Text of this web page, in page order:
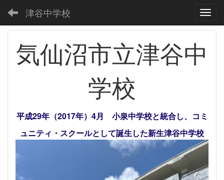
津谷中学校
気仙沼市立津谷中
学校
平成29年（2017年）4月 小泉中学校と統合し、コミ
ュニティ・スクールとして誕生した新生津谷中学校